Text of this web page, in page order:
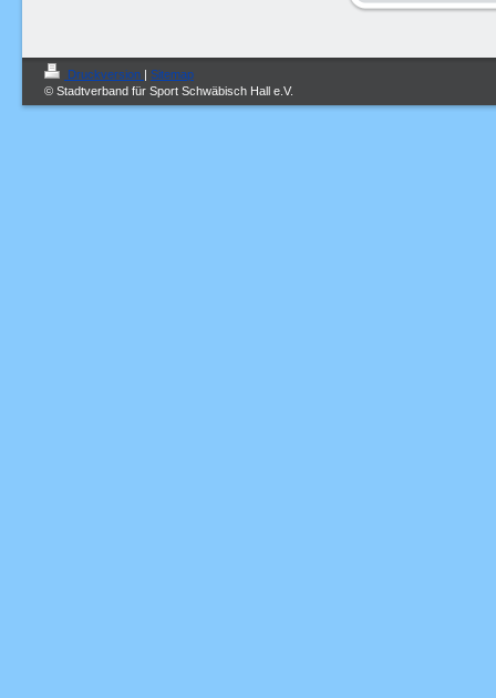
Druckversion | Sitemap
© Stadtverband für Sport Schwäbisch Hall e.V.